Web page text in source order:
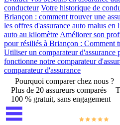
conducteur Votre historique de
Briançon : comment trouver une
les offres d'assurance auto malus en
auto au kilomètreAméliorer son
pour résiliés à Briançon : Comment
Utiliser un comparateur d'assurance
fonctionne notre comparateur
comparateur d'assurance
Pourquoi comparer chez nous ?
Plus de 20 assureurs comparés
100 % gratuit, sans engagement